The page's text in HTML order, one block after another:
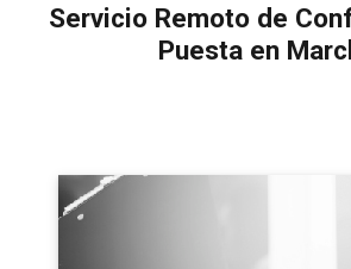
Servicio Remoto de
Puesta en